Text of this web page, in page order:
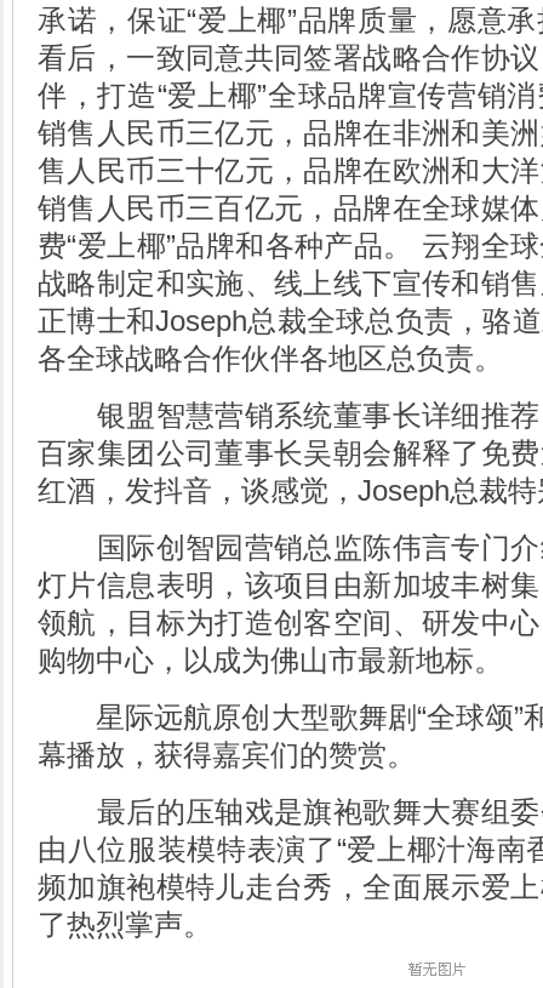
承诺，保证“爱上椰”品牌质量，愿意
看后，一致同意共同签署战略合作协
伴，打造“爱上椰”全球品牌宣传营销
销售人民币三亿元，品牌在非洲和美
售人民币三十亿元，品牌在欧洲和大
销售人民币三百亿元，品牌在全球媒
费“爱上椰”品牌和各种产品。 云翔全
战略制定和实施、线上线下宣传和销
正博士和Joseph总裁全球总负责，骆
各全球战略合作伙伴各地区总负责。
银盟智慧营销系统董事长详细推荐
百家集团公司董事长吴朝会解释了免
红酒，发抖音，谈感觉，Joseph总裁
国际创智园营销总监陈伟言专门介
灯片信息表明，该项目由新加坡丰树
领航，目标为打造创客空间、研发中
购物中心，以成为佛山市最新地标。
星际远航原创大型歌舞剧“全球颂”
幕播放，获得嘉宾们的赞赏。
最后的压轴戏是旗袍歌舞大赛组委
由八位服装模特表演了“爱上椰汁海南
频加旗袍模特儿走台秀，全面展示爱
了热烈掌声。